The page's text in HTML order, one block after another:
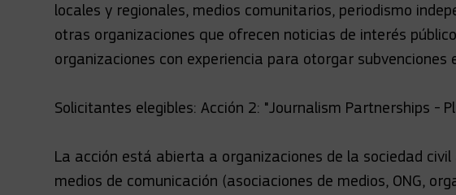
locales y regionales, medios comunitarios, periodismo
otras organizaciones que ofrecen noticias de interés
organizaciones con experiencia para otorgar subvenciones
Solicitantes elegibles: Acción 2: "Journalism Partnerships -
La acción está abierta a organizaciones de la sociedad
medios de comunicación (asociaciones de medios, ONG,